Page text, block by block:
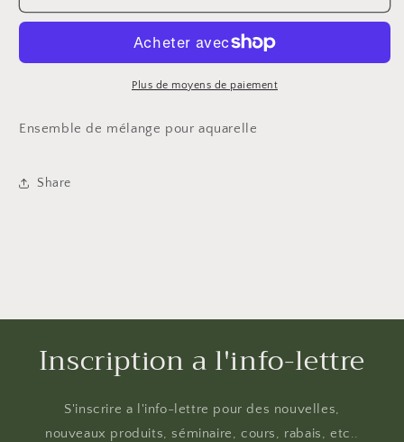
Kit
Tombow
Kit
mélange
Tombow
Plus de moyens de paiement
Ensemble de mélange pour aquarelle
Share
Inscription a l'info-lettre
S'inscrire a l'info-lettre pour des nouvelles,
nouveaux produits, séminaire, cours, rabais, etc..